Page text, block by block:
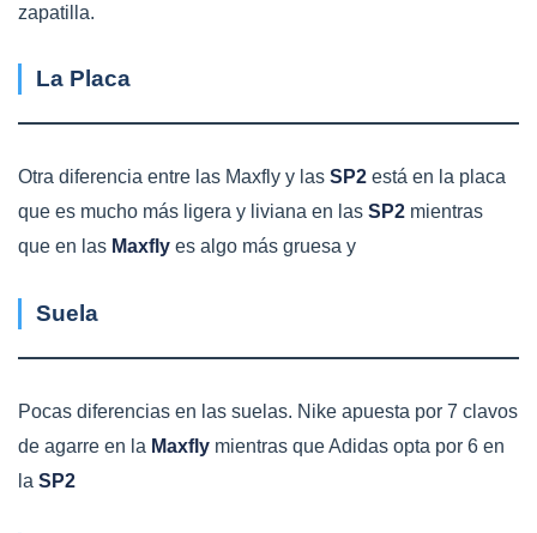
zapatilla.
La Placa
Otra diferencia entre las Maxfly y las SP2 está en la placa
que es mucho más ligera y liviana en las SP2 mientras
que en las Maxfly es algo más gruesa y
Suela
Pocas diferencias en las suelas. Nike apuesta por 7 clavos
de agarre en la Maxfly mientras que Adidas opta por 6 en
la SP2